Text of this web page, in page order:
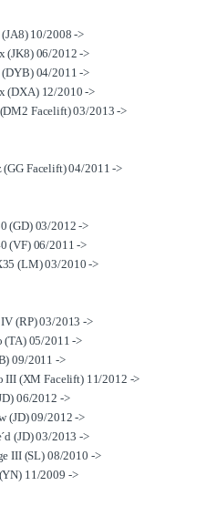
(JA8) 10/2008 ->
(JK8) 06/2012 ->
(DYB) 04/2011 ->
(DXA) 12/2010 ->
Facelift) 03/2013 ->
(GG Facelift) 04/2011 ->
(GD) 03/2012 ->
(VF) 06/2011 ->
(LM) 03/2010 ->
(RP) 03/2013 ->
(TA) 05/2011 ->
09/2011 ->
III (XM Facelift) 11/2012 ->
06/2012 ->
(JD) 09/2012 ->
(JD) 03/2013 ->
III (SL) 08/2010 ->
11/2009 ->